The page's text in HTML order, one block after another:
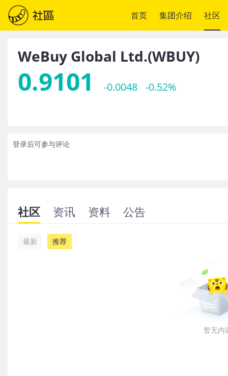
首页 集团介绍 社区
WeBuy Global Ltd.(WBUY)
0.9101 -0.0048 -0.52%
登录后可参与评论
社区 资讯 资料 公告
最新 推荐
暂无内